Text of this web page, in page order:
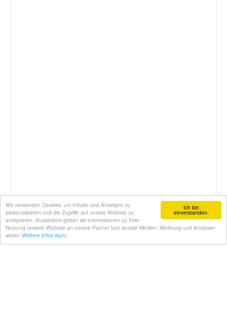
Ich bin
einverstanden.
Wir verwenden Cookies, um Inhalte und Anzeigen zu
personalisieren und die Zugriffe auf unsere Website zu
analysieren. Ausserdem geben wir Informationen zu Ihrer
Nutzung unserer Website an unsere Partner fuer soziale Medien, Werbung und Analysen
weiter. Weitere Infos dazu.